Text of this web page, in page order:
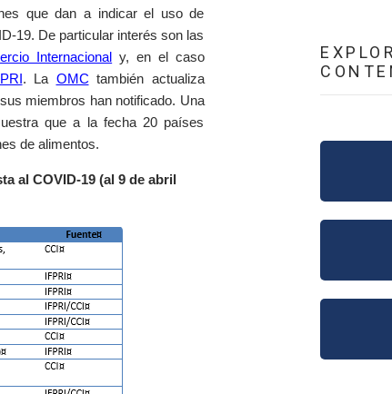
que dan a indicar el uso de
19. De particular interés son las
Internacional
y, en el caso
. La OMC también actualiza
miembros han notificado. Una
que a la fecha 20 países
de alimentos.
al COVID-19 (al 9 de abril